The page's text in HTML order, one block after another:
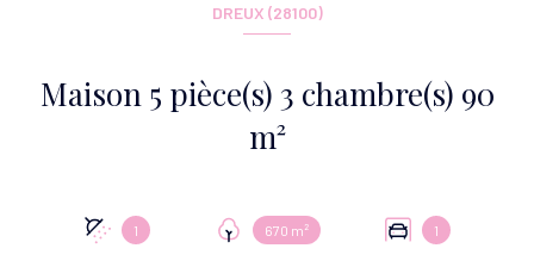
DREUX (28100)
Maison 5 pièce(s) 3 chambre(s) 90
m²
1 670 m² 1